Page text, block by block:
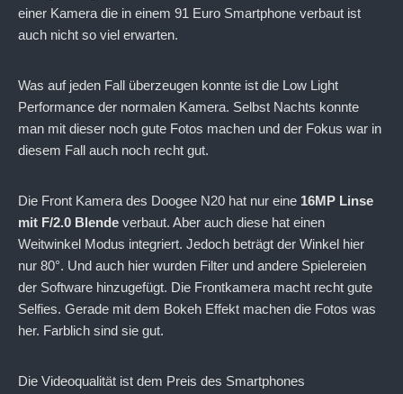
einer Kamera die in einem 91 Euro Smartphone verbaut ist
auch nicht so viel erwarten.
Was auf jeden Fall überzeugen konnte ist die Low Light
Performance der normalen Kamera. Selbst Nachts konnte
man mit dieser noch gute Fotos machen und der Fokus war in
diesem Fall auch noch recht gut.
Die Front Kamera des Doogee N20 hat nur eine 16MP Linse
mit F/2.0 Blende verbaut. Aber auch diese hat einen
Weitwinkel Modus integriert. Jedoch beträgt der Winkel hier
nur 80°. Und auch hier wurden Filter und andere Spielereien
der Software hinzugefügt. Die Frontkamera macht recht gute
Selfies. Gerade mit dem Bokeh Effekt machen die Fotos was
her. Farblich sind sie gut.
Die Videoqualität ist dem Preis des Smartphones